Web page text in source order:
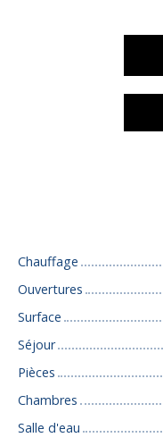
Chauffage
Ouvertures
Surface
Séjour
Pièces
Chambres
Salle d'eau